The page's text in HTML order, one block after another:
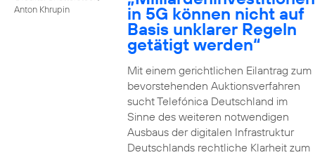
Anton Khrupin
in 5G können nicht auf
Basis unklarer Regeln
getätigt werden“
Mit einem gerichtlichen Eilantrag zum
bevorstehenden Auktionsverfahren
sucht Telefónica Deutschland im
Sinne des weiteren notwendigen
Ausbaus der digitalen Infrastruktur
Deutschlands rechtliche Klarheit zum